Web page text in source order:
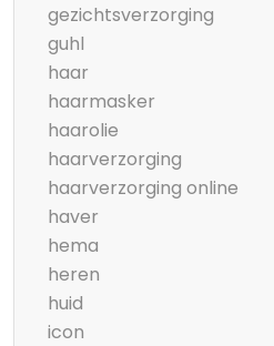
gezichtsverzorging
guhl
haar
haarmasker
haarolie
haarverzorging
haarverzorging online
haver
hema
heren
huid
icon